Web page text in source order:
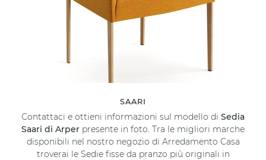
SAARI
Contattaci e ottieni informazioni sul modello di Sedia
Saari di Arper presente in foto. Tra le migliori marche
disponibili nel nostro negozio di Arredamento Casa
troverai le Sedie fisse da pranzo più originali in